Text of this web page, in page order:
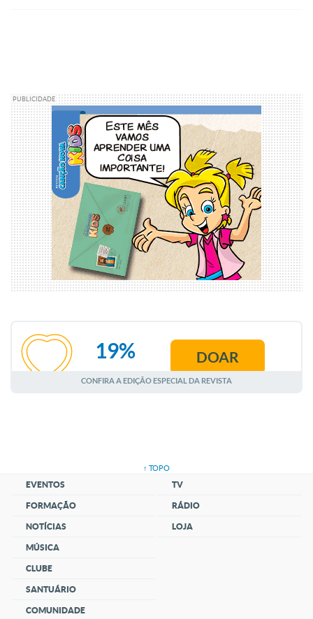
PUBLICIDADE
AGOSTO
19% DOAR
CONFIRA A EDIÇÃO ESPECIAL DA REVISTA
↑ TOPO
EVENTOS
FORMAÇÃO
NOTÍCIAS
MÚSICA
CLUBE
SANTUÁRIO
COMUNIDADE
TV
RÁDIO
LOJA